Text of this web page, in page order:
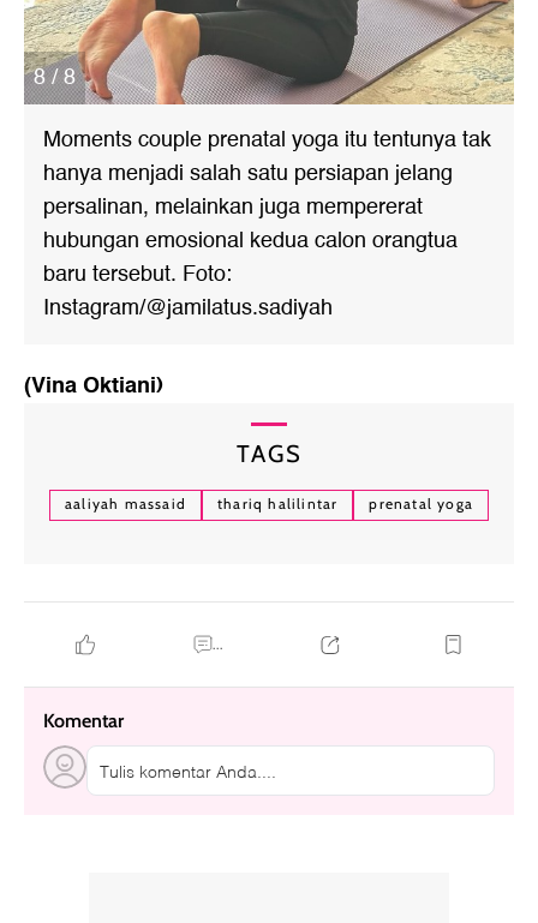
8 / 8
Moments couple prenatal yoga itu tentunya tak
hanya menjadi salah satu persiapan jelang
persalinan, melainkan juga mempererat
hubungan emosional kedua calon orangtua
baru tersebut. Foto:
Instagram/@jamilatus.sadiyah
(Vina Oktiani)
TAGS
aaliyah massaid thariq halilintar prenatal yoga
...
Komentar
Tulis komentar Anda....